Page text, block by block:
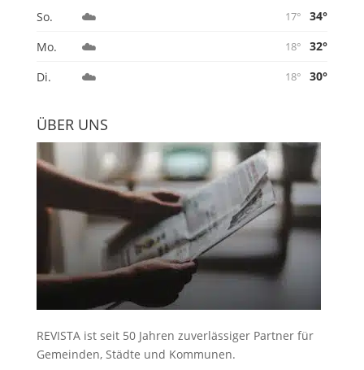
So. ☁️ 17°
34°
Mo.
☁️ 18°
32°
Di.
☁️ 18° 30°
ÜBER UNS
REVISTA ist seit 50 Jahren zuverlässiger Partner für
Gemeinden, Städte und Kommunen.